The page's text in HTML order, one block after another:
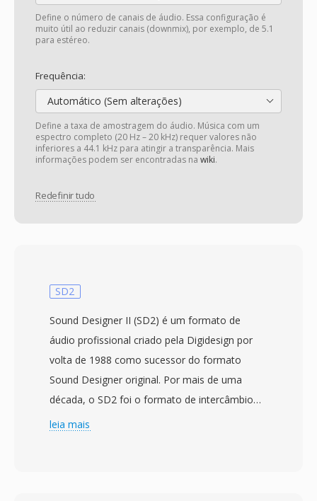
Define o número de canais de áudio. Essa configuração é
muito útil ao reduzir canais (downmix), por exemplo, de 5.1
para estéreo.
Frequência:
Automático (Sem alterações)
Define a taxa de amostragem do áudio. Música com um
espectro completo (20 Hz – 20 kHz) requer valores não
inferiores a 44.1 kHz para atingir a transparência. Mais
informações podem ser encontradas na wiki.
Redefinir tudo
SD2
Sound Designer II (SD2) é um formato de
áudio profissional criado pela Digidesign por
volta de 1988 como sucessor do formato
Sound Designer original. Por mais de uma
década, o SD2 foi o formato de intercâmbio
padrão em estúdios de gravação profissionais,
leia mais